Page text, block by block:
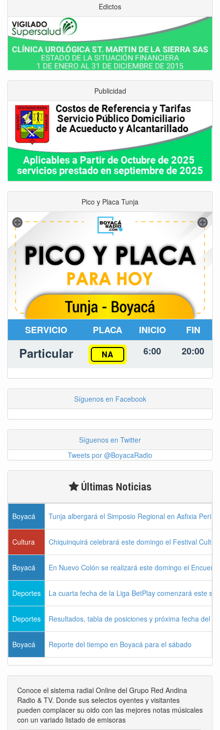
Edictos
Publicidad
Pico y Placa Tunja
SERVICIO PLACA INICIO FIN
Particular NA 6:00 20:00
Síguenos en Facebook
Síguenos en Twitter
Tweets por @BoyacaRadio
Últimas Noticias
Boyacá Tunja albergará el Simposio Regional en Asfixia
Cultura Chiquinquirá celebrará este domingo el Festival
Boyacá En Nuevo Colón se realizará este domingo el
Deportes La cuarta fecha de la Liga BetPlay comenzará este
Deportes Resultados, tabla de posiciones y próxima fecha del
Boyacá Reporte del tiempo en Boyacá para el sábado
Conoce el sistema radial Online del Grupo Red Andina
Radio & TV. Donde sus selectos oyentes y visitantes
pueden complacer su oido con las mejores notas músicales
con un variado listado de emisoras